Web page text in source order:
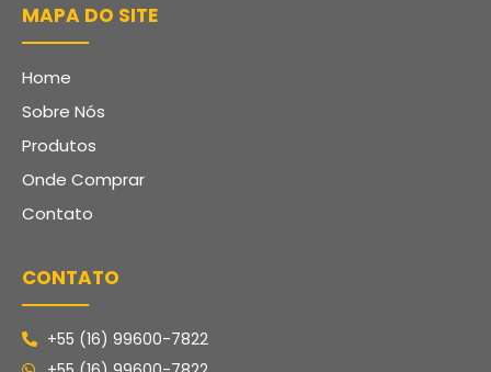
MAPA DO SITE
Home
Sobre Nós
Produtos
Onde Comprar
Contato
CONTATO
+55 (16) 99600-7822